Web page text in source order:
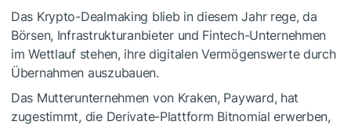
Das Krypto-Dealmaking blieb in diesem Jahr rege, da
Börsen, Infrastrukturanbieter und Fintech-Unternehmen
im Wettlauf stehen, ihre digitalen Vermögenswerte durch
Übernahmen auszubauen.
Das Mutterunternehmen von Kraken, Payward, hat
zugestimmt, die Derivate-Plattform Bitnomial erwerben,